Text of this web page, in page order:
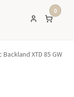
0
XTD 85 GW